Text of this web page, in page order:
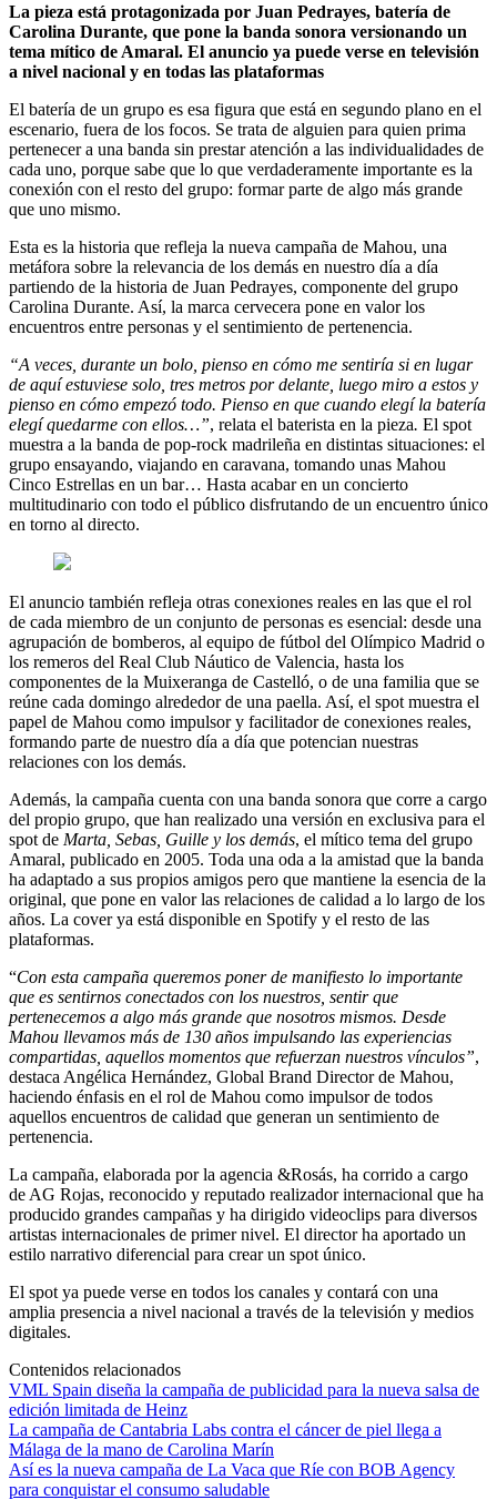
La pieza está protagonizada por Juan Pedrayes, batería de
Carolina Durante, que pone la banda sonora versionando un
tema mítico de Amaral. El anuncio ya puede verse en televisión
a nivel nacional y en todas las plataformas
El batería de un grupo es esa figura que está en segundo plano en el
escenario, fuera de los focos. Se trata de alguien para quien prima
pertenecer a una banda sin prestar atención a las individualidades de
cada uno, porque sabe que lo que verdaderamente importante es la
conexión con el resto del grupo: formar parte de algo más grande
que uno mismo.
Esta es la historia que refleja la nueva campaña de Mahou, una
metáfora sobre la relevancia de los demás en nuestro día a día
partiendo de la historia de Juan Pedrayes, componente del grupo
Carolina Durante. Así, la marca cervecera pone en valor los
encuentros entre personas y el sentimiento de pertenencia.
“A veces, durante un bolo, pienso en cómo me sentiría si en lugar
de aquí estuviese solo, tres metros por delante, luego miro a estos y
pienso en cómo empezó todo. Pienso en que cuando elegí la batería
elegí quedarme con ellos…”, relata el baterista en la pieza. El spot
muestra a la banda de pop-rock madrileña en distintas situaciones: el
grupo ensayando, viajando en caravana, tomando unas Mahou
Cinco Estrellas en un bar… Hasta acabar en un concierto
multitudinario con todo el público disfrutando de un encuentro único
en torno al directo.
El anuncio también refleja otras conexiones reales en las que el rol
de cada miembro de un conjunto de personas es esencial: desde una
agrupación de bomberos, al equipo de fútbol del Olímpico Madrid o
los remeros del Real Club Náutico de Valencia, hasta los
componentes de la Muixeranga de Castelló, o de una familia que se
reúne cada domingo alrededor de una paella. Así, el spot muestra el
papel de Mahou como impulsor y facilitador de conexiones reales,
formando parte de nuestro día a día que potencian nuestras
relaciones con los demás.
Además, la campaña cuenta con una banda sonora que corre a cargo
del propio grupo, que han realizado una versión en exclusiva para el
spot de Marta, Sebas, Guille y los demás, el mítico tema del grupo
Amaral, publicado en 2005. Toda una oda a la amistad que la banda
ha adaptado a sus propios amigos pero que mantiene la esencia de la
original, que pone en valor las relaciones de calidad a lo largo de los
años. La cover ya está disponible en Spotify y el resto de las
plataformas.
“Con esta campaña queremos poner de manifiesto lo importante
que es sentirnos conectados con los nuestros, sentir que
pertenecemos a algo más grande que nosotros mismos. Desde
Mahou llevamos más de 130 años impulsando las experiencias
compartidas, aquellos momentos que refuerzan nuestros vínculos”,
destaca Angélica Hernández, Global Brand Director de Mahou,
haciendo énfasis en el rol de Mahou como impulsor de todos
aquellos encuentros de calidad que generan un sentimiento de
pertenencia.
La campaña, elaborada por la agencia &Rosás, ha corrido a cargo
de AG Rojas, reconocido y reputado realizador internacional que ha
producido grandes campañas y ha dirigido videoclips para diversos
artistas internacionales de primer nivel. El director ha aportado un
estilo narrativo diferencial para crear un spot único.
El spot ya puede verse en todos los canales y contará con una
amplia presencia a nivel nacional a través de la televisión y medios
digitales.
Contenidos relacionados
VML Spain diseña la campaña de publicidad para la nueva salsa de
edición limitada de Heinz
La campaña de Cantabria Labs contra el cáncer de piel llega a
Málaga de la mano de Carolina Marín
Así es la nueva campaña de La Vaca que Ríe con BOB Agency
para conquistar el consumo saludable